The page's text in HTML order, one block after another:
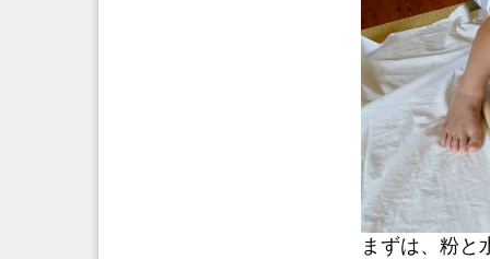
まずは、粉と